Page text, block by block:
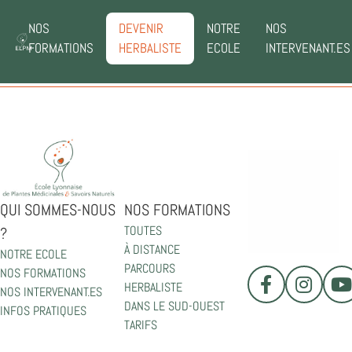
NOS
FORMATIONS
DEVENIR
HERBALISTE
NOTRE
ECOLE
NOS
INTERVENANT.ES
QUI SOMMES-NOUS
?
NOTRE ECOLE
NOS FORMATIONS
NOS INTERVENANT.ES
INFOS PRATIQUES
NOS FORMATIONS
TOUTES
À DISTANCE
PARCOURS
HERBALISTE
DANS LE SUD-OUEST
TARIFS